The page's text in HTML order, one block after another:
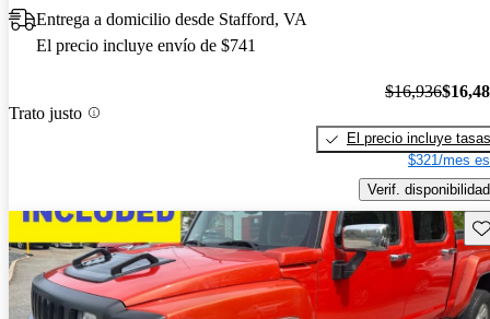
Entrega a domicilio desde Stafford, VA
El precio incluye envío de $741
Trato justo
$16,936
El precio incluye tasas
$321/mes
Verif. disponibilidad